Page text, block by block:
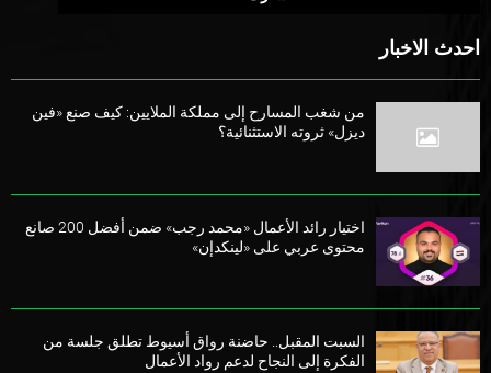
احدث الاخبار
من شغب المسارح إلى مملكة الملايين: كيف صنع «فين
ديزل» ثروته الاستثنائية؟
اختيار رائد الأعمال «محمد رجب» ضمن أفضل 200 صانع
محتوى عربي على «لينكدإن»
السبت المقبل.. حاضنة رواق أسيوط تطلق جلسة من
الفكرة إلى النجاح لدعم رواد الأعمال